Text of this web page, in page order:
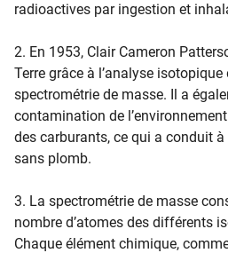
radioactives par ingestion et
2. En 1953, Clair Cameron
Terre grâce à l’analyse
spectrométrie de masse. Il a
contamination de
des carburants, ce qui a conduit à
sans plomb.
3. La spectrométrie de masse
nombre d’atomes des différents
Chaque élément chimique,